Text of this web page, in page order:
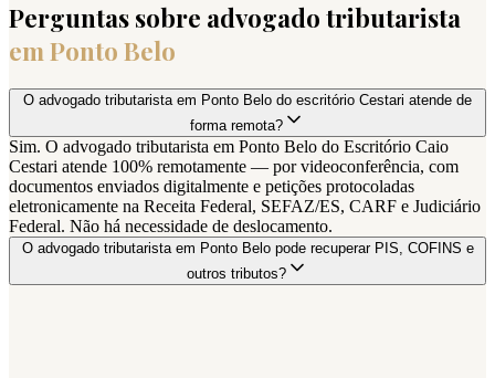
Perguntas sobre advogado tributarista
emPonto Belo
O advogado tributarista em Ponto Belo do escritório Cestari atende de
forma remota?
Sim. O advogado tributarista em Ponto Belo do Escritório Caio
Cestari atende 100% remotamente — por videoconferência, com
documentos enviados digitalmente e petições protocoladas
eletronicamente na Receita Federal, SEFAZ/ES, CARF e Judiciário
Federal. Não há necessidade de deslocamento.
O advogado tributarista em Ponto Belo pode recuperar PIS, COFINS e
outros tributos?